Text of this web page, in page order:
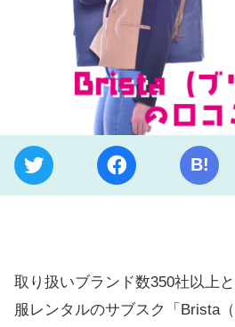
B!
取り扱いブランド数350社以上
服レンタルのサブスク「Brista（